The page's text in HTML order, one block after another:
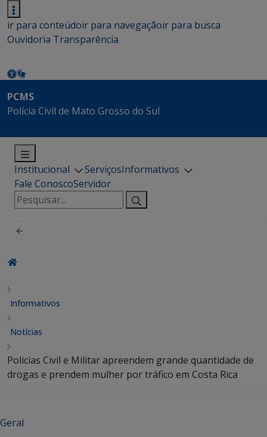
ir para conteúdoir para navegaçãoir para busca
Ouvidoria Transparência
PCMS
Polícia Civil de Mato Grosso do Sul
Institucional ServiçosInformativos
Fale ConoscoServidor
Pesquisar
por:
Informativos
Notícias
Polícias Civil e Militar apreendem grande quantidade de
drogas e prendem mulher por tráfico em Costa Rica
Geral